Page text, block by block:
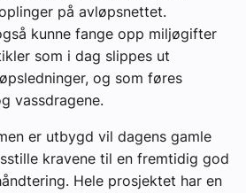
på avløpsnettet.
kunne fange opp miljøgifter
som i dag slippes ut
og som føres
vassdragene.
er utbygd vil dagens gamle
kravene til en fremtidig god
Hele prosjektet har en